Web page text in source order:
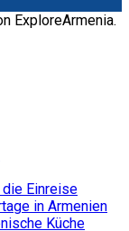
ExploreArmenia.
die Einreise
in Armenien
Küche